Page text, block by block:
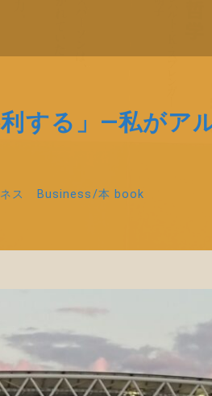
する」―私がア
ネス Business/本 book